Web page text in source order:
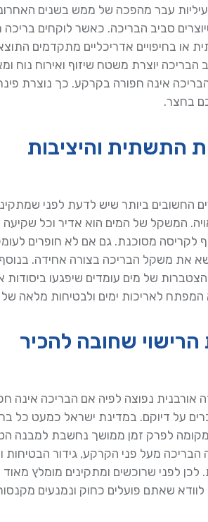
עבר מהפכה של ממש בשנים
סביב הבריכה. כאשר לוקחים
או בחיפויים אדריכליים מתקדמים
הבריכה יוצרת משטח שיזוף ואירוח
אינה חפורה בקרקע. כך נוצרת פינת
בחצר.
התשתית והיציבות
החשובים ביותר שיש לדעת לפני
המשקל של המים הוא אדיר וכל
לקריסה מסוכנת. גם אם לא חופרים
את משקל הבריכה בצורה אחידה. בנוסף
של מים עומדים שיפגעו
המפתח לאריכות ימים ולבטיחות מלאה
הרישוי שחובה להכיר
אורבנית נפוצה לפיה אם הבריכה אינה
על דיוקם. במדינת ישראל כמעט כל
לפרק זמן ממושך נחשבת למבנה
הבריכה מעל פני הקרקע, גידור
לכן לפני שרוכשים ומתקינים מומלץ
שאתם פועלים כחוק ונמנעים